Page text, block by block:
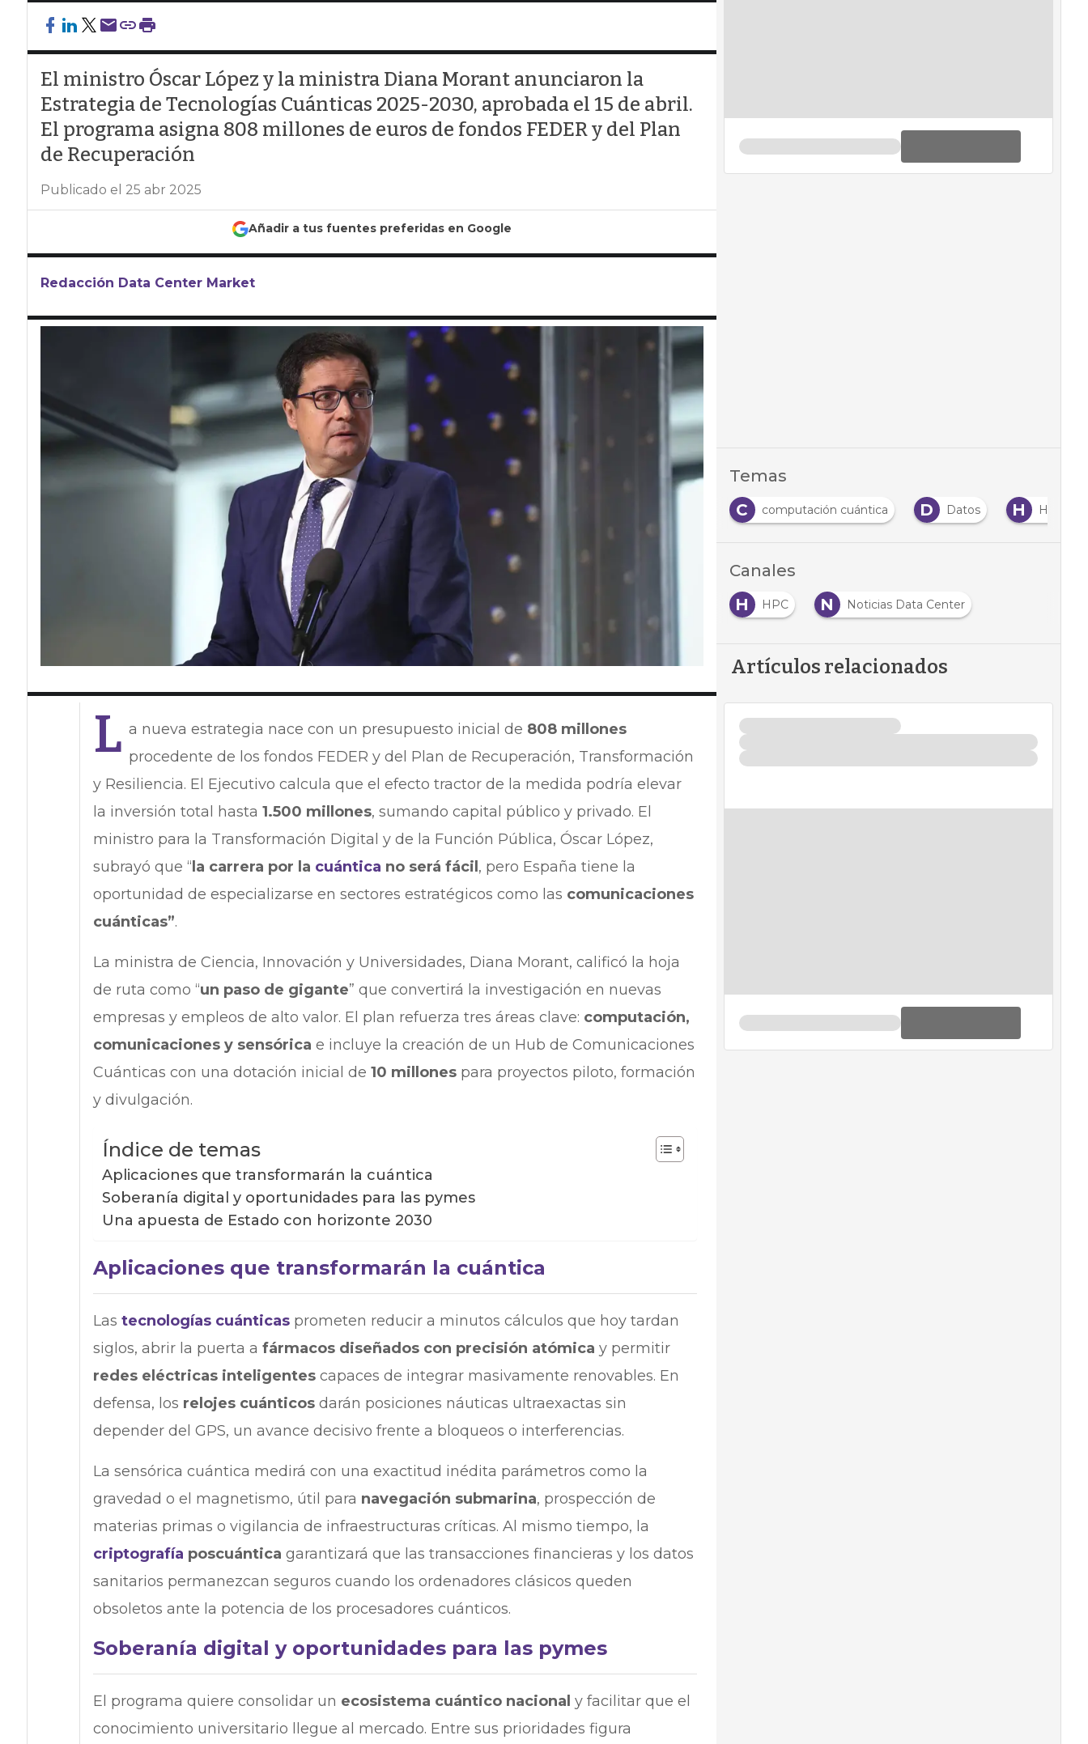
El ministro Óscar López y la ministra Diana Morant anunciaron la
Estrategia de Tecnologías Cuánticas 2025-2030, aprobada el 15 de abril.
El programa asigna 808 millones de euros de fondos FEDER y del Plan
de Recuperación
Publicado el 25 abr 2025
Añadir a tus fuentes preferidas en Google
Redacción Data Center Market
L a nueva estrategia nace con un presupuesto inicial de 808 millones
procedente de los fondos FEDER y del Plan de Recuperación, Transformación
y Resiliencia. El Ejecutivo calcula que el efecto tractor de la medida podría elevar
la inversión total hasta 1.500 millones, sumando capital público y privado.​​ El
ministro para la Transformación Digital y de la Función Pública, Óscar López,
subrayó que “ la carrera por la cuántica no será fácil , pero España tiene la
oportunidad de especializarse en sectores estratégicos como las comunicaciones
cuánticas”.​​
La ministra de Ciencia, Innovación y Universidades, Diana Morant, calificó la hoja
de ruta como “un paso de gigante” que convertirá la investigación en nuevas
empresas y empleos de alto valor. El plan refuerza tres áreas clave: computación,
comunicaciones y sensórica e incluye la creación de un Hub de Comunicaciones
Cuánticas con una dotación inicial de 10 millonespara proyectos piloto, formación
y divulgación.​​
Índice de temas
Aplicaciones que transformarán la cuántica
Soberanía digital y oportunidades para las pymes
Una apuesta de Estado con horizonte 2030
Aplicaciones que transformarán la cuántica
Las tecnologías cuánticasprometen reducir a minutos cálculos que hoy tardan
siglos, abrir la puerta a fármacos diseñados con precisión atómica y permitir
redes eléctricas inteligentescapaces de integrar masivamente renovables.​​ En
defensa, los relojes cuánticosdarán posiciones náuticas ultraexactas sin
depender del GPS, un avance decisivo frente a bloqueos o interferencias.
La sensórica cuántica medirá con una exactitud inédita parámetros como la
gravedad o el magnetismo, útil para navegación submarina, prospección de
materias primas o vigilancia de infraestructuras críticas. Al mismo tiempo, la
criptografía poscuántica garantizará que las transacciones financieras y los datos
sanitarios permanezcan seguros cuando los ordenadores clásicos queden
obsoletos ante la potencia de los procesadores cuánticos.​​
Soberanía digital y oportunidades para las pymes
El programa quiere consolidar un ecosistema cuántico nacional y facilitar que el
conocimiento universitario llegue al mercado. Entre sus prioridades figura
Temas
C computación cuántica D Datos H HPC
Canales
H
HPC N Noticias Data Center
Artículos relacionados